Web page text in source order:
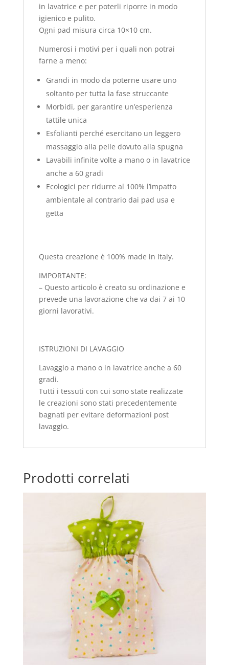
in lavatrice e per poterli riporre in modo
igienico e pulito.
Ogni pad misura circa 10×10 cm.
Numerosi i motivi per i quali non potrai
farne a meno:
Grandi in modo da poterne usare uno
soltanto per tutta la fase struccante
Morbidi, per garantire un’esperienza
tattile unica
Esfolianti perché esercitano un leggero
massaggio alla pelle dovuto alla spugna
Lavabili infinite volte a mano o in lavatrice
anche a 60 gradi
Ecologici per ridurre al 100% l’impatto
ambientale al contrario dai pad usa e
getta
Questa creazione è 100% made in Italy.
IMPORTANTE:
– Questo articolo è creato su ordinazione e
prevede una lavorazione che va dai 7 ai 10
giorni lavorativi.
ISTRUZIONI DI LAVAGGIO
Lavaggio a mano o in lavatrice anche a 60
gradi.
Tutti i tessuti con cui sono state realizzate
le creazioni sono stati precedentemente
bagnati per evitare deformazioni post
lavaggio.
Prodotti correlati